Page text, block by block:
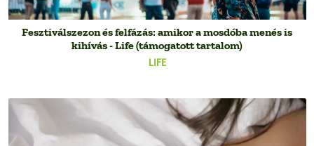
LIFE
Fesztiválszezon és felfázás: amikor a mosdóba menés is
kihívás - Life (támogatott tartalom)